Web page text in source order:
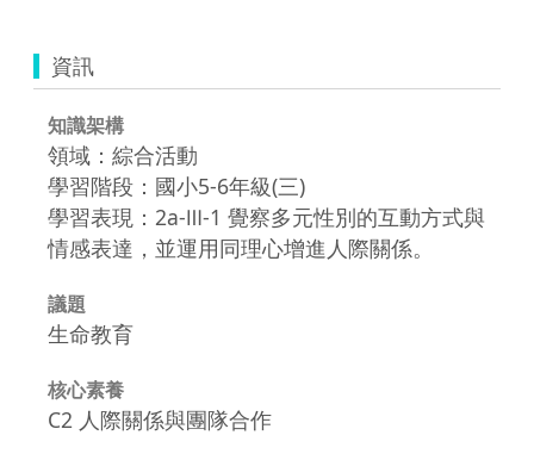
資訊
知識架構
領域：綜合活動
學習階段：國小5-6年級(三)
學習表現：2a-Ⅲ-1 覺察多元性別的互動方式與
情感表達，並運用同理心增進人際關係。
議題
生命教育
核心素養
C2 人際關係與團隊合作